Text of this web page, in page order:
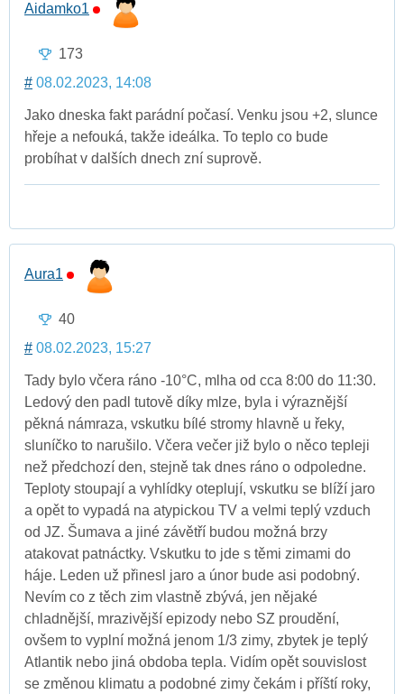
Aidamko1
173
# 08.02.2023, 14:08
Jako dneska fakt parádní počasí. Venku jsou +2, slunce
hřeje a nefouká, takže ideálka. To teplo co bude
probíhat v dalších dnech zní suprově.
Aura1
40
# 08.02.2023, 15:27
Tady bylo včera ráno -10°C, mlha od cca 8:00 do 11:30.
Ledový den padl tutově díky mlze, byla i výraznější
pěkná námraza, vskutku bílé stromy hlavně u řeky,
sluníčko to narušilo. Včera večer již bylo o něco tepleji
než předchozí den, stejně tak dnes ráno o odpoledne.
Teploty stoupají a vyhlídky oteplují, vskutku se blíží jaro
a opět to vypadá na atypickou TV a velmi teplý vzduch
od JZ. Šumava a jiné závětří budou možná brzy
atakovat patnáctky. Vskutku to jde s těmi zimami do
háje. Leden už přinesl jaro a únor bude asi podobný.
Nevím co z těch zim vlastně zbývá, jen nějaké
chladnější, mrazivější epizody nebo SZ proudění,
ovšem to vyplní možná jenom 1/3 zimy, zbytek je teplý
Atlantik nebo jiná obdoba tepla. Vidím opět souvislost
se změnou klimatu a podobné zimy čekám i příští roky,